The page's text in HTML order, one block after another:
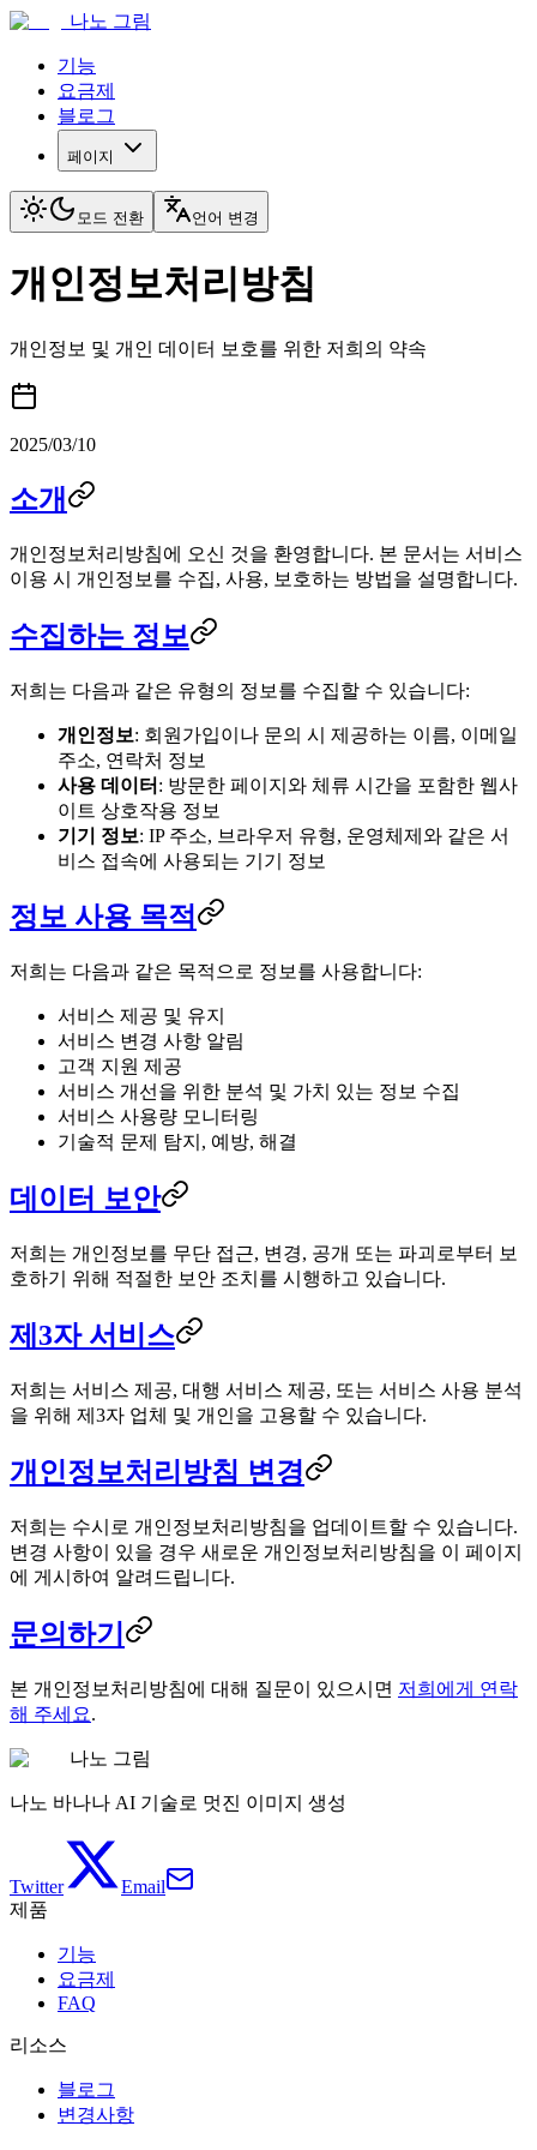
나노 그림
기능
요금제
블로그
페이지
모드 전환 언어 변경
개인정보처리방침
개인정보 및 개인 데이터 보호를 위한 저희의 약속
2025/03/10
소개
개인정보처리방침에 오신 것을 환영합니다. 본 문서는 서비스
이용 시 개인정보를 수집, 사용, 보호하는 방법을 설명합니다.
수집하는 정보
저희는 다음과 같은 유형의 정보를 수집할 수 있습니다:
개인정보: 회원가입이나 문의 시 제공하는 이름, 이메일
주소, 연락처 정보
사용 데이터 : 방문한 페이지와 체류 시간을 포함한 웹사
이트 상호작용 정보
기기 정보: IP 주소, 브라우저 유형, 운영체제와 같은 서
비스 접속에 사용되는 기기 정보
정보 사용 목적
저희는 다음과 같은 목적으로 정보를 사용합니다:
서비스 제공 및 유지
서비스 변경 사항 알림
고객 지원 제공
서비스 개선을 위한 분석 및 가치 있는 정보 수집
서비스 사용량 모니터링
기술적 문제 탐지, 예방, 해결
데이터 보안
저희는 개인정보를 무단 접근, 변경, 공개 또는 파괴로부터 보
호하기 위해 적절한 보안 조치를 시행하고 있습니다.
제3자 서비스
저희는 서비스 제공, 대행 서비스 제공, 또는 서비스 사용 분석
을 위해 제3자 업체 및 개인을 고용할 수 있습니다.
개인정보처리방침 변경
저희는 수시로 개인정보처리방침을 업데이트할 수 있습니다.
변경 사항이 있을 경우 새로운 개인정보처리방침을 이 페이지
에 게시하여 알려드립니다.
문의하기
본 개인정보처리방침에 대해 질문이 있으시면 저희에게 연락
해 주세요.
나노 그림
나노 바나나 AI 기술로 멋진 이미지 생성
Twitter
Email
제품
기능
요금제
FAQ
리소스
블로그
변경사항